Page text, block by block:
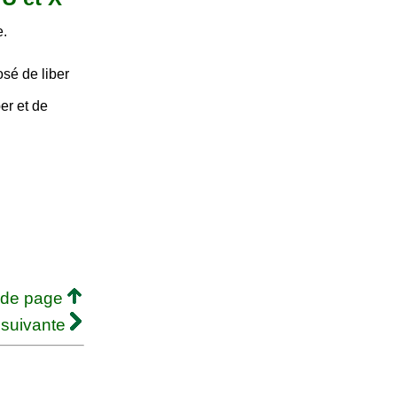
de liber
et de
page